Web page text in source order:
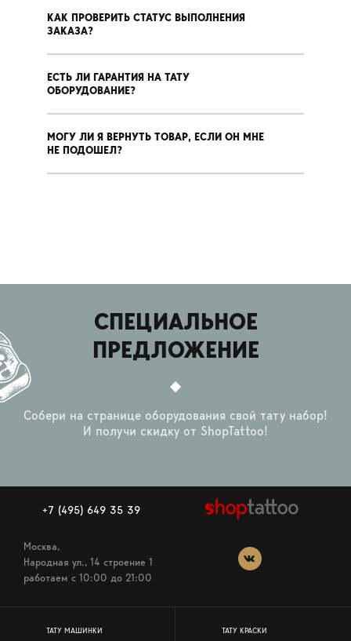
КАК ПРОВЕРИТЬ СТАТУС ВЫПОЛНЕНИЯ
ЗАКАЗА?
ЕСТЬ ЛИ ГАРАНТИЯ НА ТАТУ
ОБОРУДОВАНИЕ?
МОГУ ЛИ Я ВЕРНУТЬ ТОВАР, ЕСЛИ ОН МНЕ
НЕ ПОДОШЕЛ?
СПЕЦИАЛЬНОЕ
ПРЕДЛОЖЕНИЕ
Собери на странице оборудования свой тату набор!
И получи скидку от ShopTattoo!
+7 (495) 649 35 39
Москва,
Народная ул., 14 строение 1
работаем c 10:00 до 21:00
ТАТУ МАШИНКИ ТАТУ КРАСКИ